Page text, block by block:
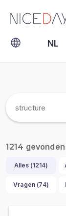
NL
EN
1214
Alles (1214)
Vragen (74)